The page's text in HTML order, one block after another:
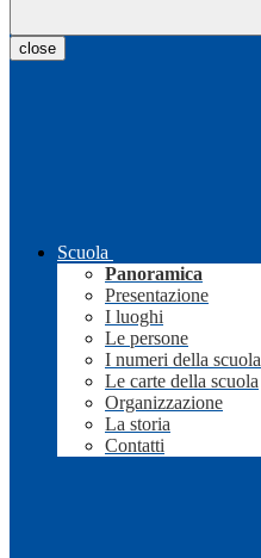
close
Scuola
Panoramica
Presentazione
I luoghi
Le persone
I numeri della scuola
Le carte della scuola
Organizzazione
La storia
Contatti